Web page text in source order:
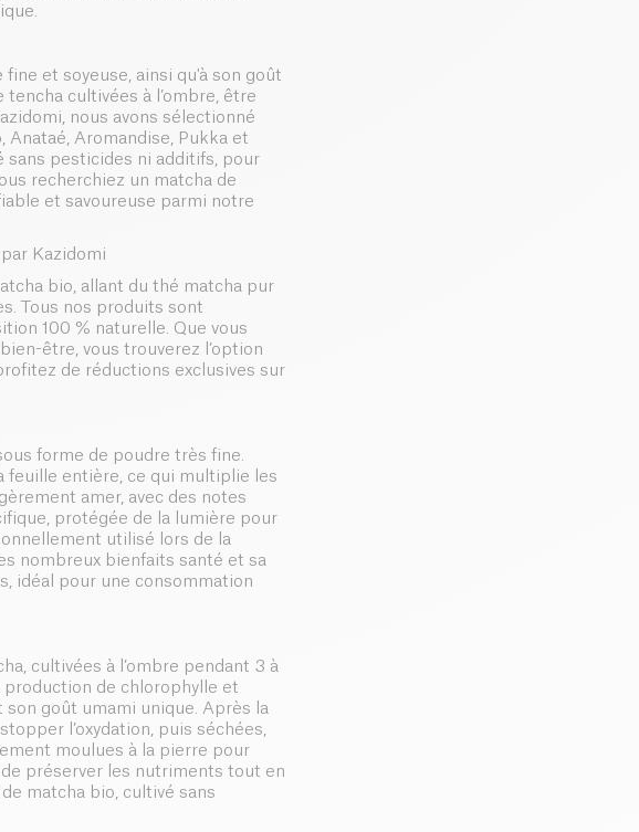
et soyeuse, ainsi qu'à son goût
cultivées à l’ombre, être
nous avons sélectionné
Aromandise, Pukka et
sans pesticides ni additifs, pour
recherchiez un matcha de
et savoureuse parmi notre
Kazidomi
bio, allant du thé matcha pur
Tous nos produits sont
100 % naturelle. Que vous
être, vous trouverez l’option
de réductions exclusives sur
forme de poudre très fine.
feuille entière, ce qui multiplie les
amer, avec des notes
protégée de la lumière pour
utilisé lors de la
nombreux bienfaits santé et sa
idéal pour une consommation
cultivées à l’ombre pendant 3 à
de chlorophylle et
son goût umami unique. Après la
l’oxydation, puis séchées,
moulues à la pierre pour
préserver les nutriments tout en
matcha bio, cultivé sans